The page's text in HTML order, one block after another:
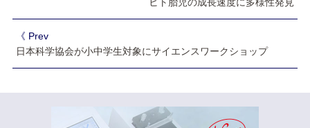
《 Prev
日本科学協会が小中学生対象にサイエンスワークショップ